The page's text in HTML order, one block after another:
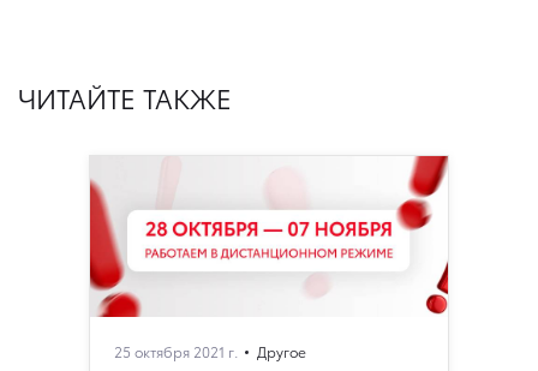
ЧИТАЙТЕ ТАКЖЕ
25 октября 2021 г. Другое